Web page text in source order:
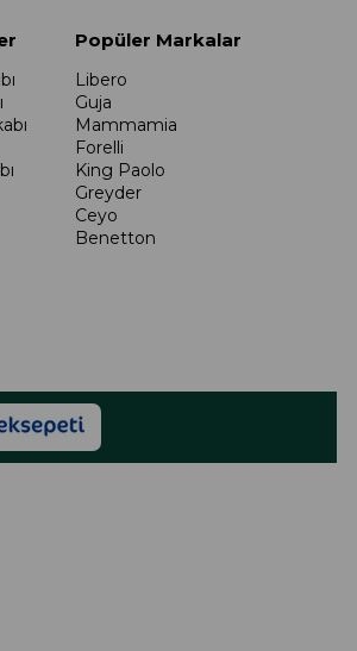
Popüler Markalar
Libero
Guja
Mammamia
Forelli
King Paolo
Greyder
Ceyo
Benetton